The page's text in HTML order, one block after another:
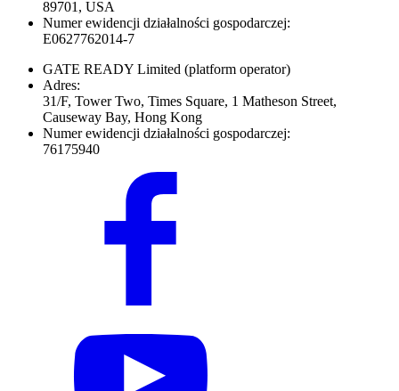
89701, USA
Numer ewidencji działalności gospodarczej:
E0627762014-7
GATE READY Limited (platform operator)
Adres:
31/F, Tower Two, Times Square, 1 Matheson Street,
Causeway Bay, Hong Kong
Numer ewidencji działalności gospodarczej:
76175940